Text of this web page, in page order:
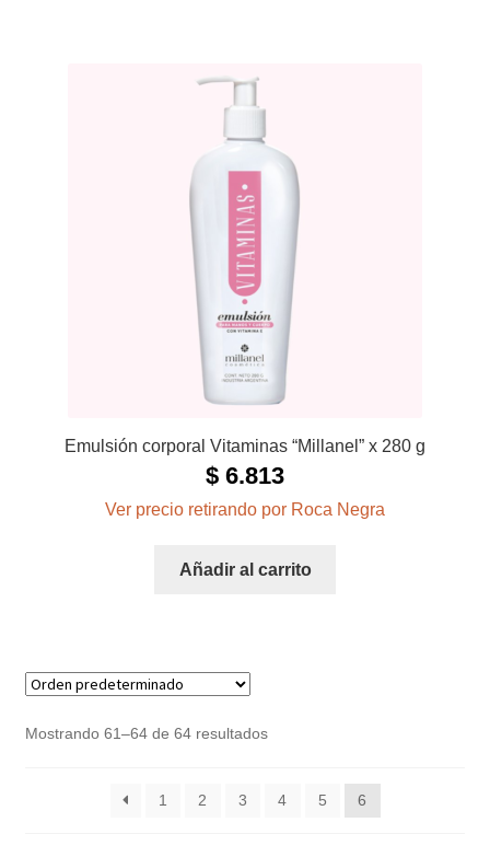
Emulsión corporal Vitaminas “Millanel” x 280 g
$ 6.813
Ver precio retirando por Roca Negra
Añadir al carrito
Mostrando 61–64 de 64 resultados
1 2 3 4 5 6